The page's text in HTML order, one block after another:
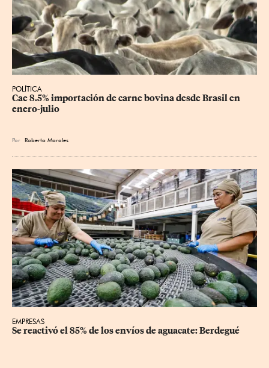
POLÍTICA
Cae 8.5% importación de carne bovina desde Brasil en
enero-julio
Por Roberto Morales
EMPRESAS
Se reactivó el 85% de los envíos de aguacate: Berdegué